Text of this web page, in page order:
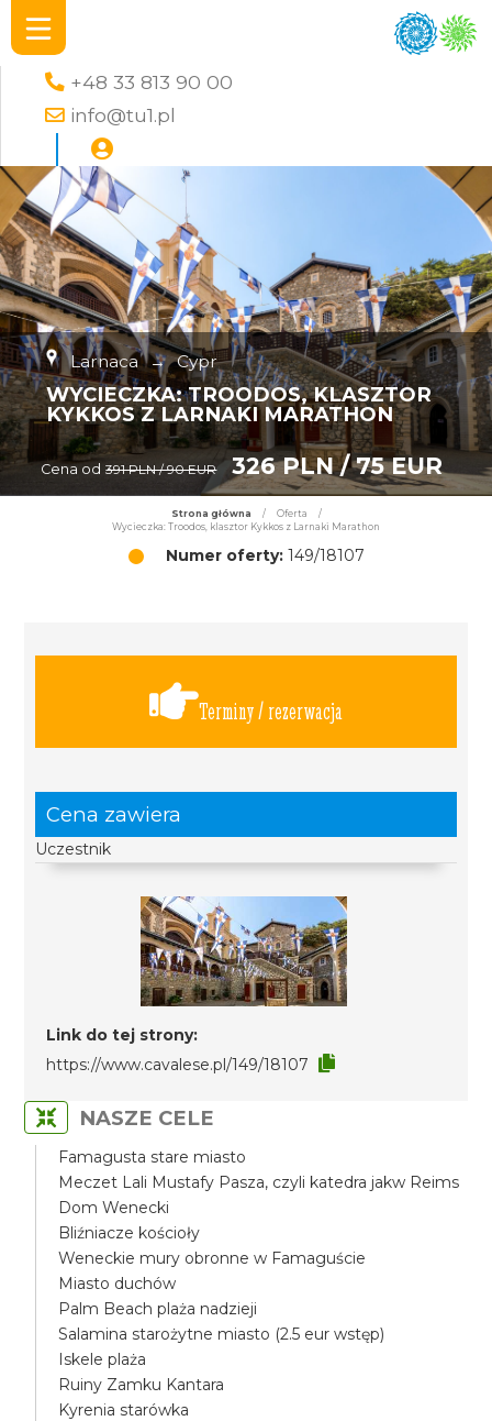
+48 33 813 90 00
info@tu1.pl
Larnaca → Cypr
WYCIECZKA: TROODOS, KLASZTOR
KYKKOS Z LARNAKI MARATHON
Cena od 391 PLN / 90 EUR 326 PLN / 75 EUR
Strona główna / Oferta
/
Wycieczka: Troodos, klasztor Kykkos z Larnaki Marathon
Numer oferty:149/18107
Terminy / rezerwacja
Cena zawiera
Uczestnik
Link do tej strony:
https://www.cavalese.pl/149/18107
NASZE CELE
Famagusta stare miasto
Meczet Lali Mustafy Pasza, czyli katedra jakw Reims
Dom Wenecki
Bliźniacze kościoły
Weneckie mury obronne w Famaguście
Miasto duchów
Palm Beach plaża nadzieji
Salamina starożytne miasto (2.5 eur wstęp)
Iskele plaża
Ruiny Zamku Kantara
Kyrenia starówka